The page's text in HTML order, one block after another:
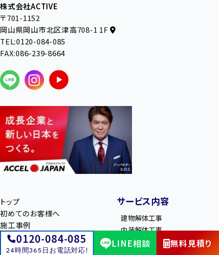
0120-084-085
24時間365日お電話対応!
LINE相談 無料見積り
株式会社ACTIVE
〒701-1152
岡山県岡山市北区津高708-1 1F
TEL:0120-084-085
FAX:086-239-8664
トップ
初めてのお客様へ
施工事例
補助金・助成金
無料お見積り
サービス内容
建物解体工事
内装解体工事
アスベスト対策